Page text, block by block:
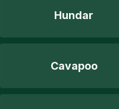
Hundar
Cavapoo